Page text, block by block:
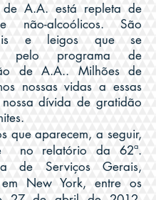
A.A. está repleta de
não-alcoólicos. São
e leigos que se
pelo programa de
de A.A.. Milhões de
nossas vidas a essas
nossa dívida de gratidão
que aparecem, a seguir,
no relatório da 62ª.
de Serviços Gerais,
New York, entre os